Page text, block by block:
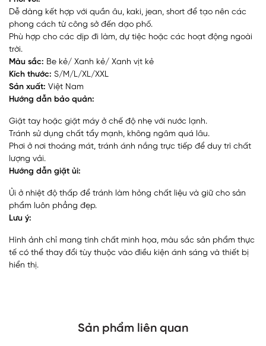
Dễ dàng kết hợp với quần âu, kaki, jean, short để tạo nên các
phong cách từ công sở đến dạo phố.
Phù hợp cho các dịp đi làm, dự tiệc hoặc các hoạt động ngoài
trời.
Màu sắc: Be kẻ/ Xanh kẻ/ Xanh vịt kẻ
Kích thước: S/M/L/XL/XXL
Sản xuất: Việt Nam
Hướng dẫn bảo quản:
Giặt tay hoặc giặt máy ở chế độ nhẹ với nước lạnh.
Tránh sử dụng chất tẩy mạnh, không ngâm quá lâu.
Phơi ở nơi thoáng mát, tránh ánh nắng trực tiếp để duy trì chất
lượng vải.
Hướng dẫn giặt ủi:
Ủi ở nhiệt độ thấp để tránh làm hỏng chất liệu và giữ cho sản
phẩm luôn phẳng đẹp.
Lưu ý:
Hình ảnh chỉ mang tính chất minh họa, màu sắc sản phẩm thực
tế có thể thay đổi tùy thuộc vào điều kiện ánh sáng và thiết bị
hiển thị.
Sản phẩm liên quan